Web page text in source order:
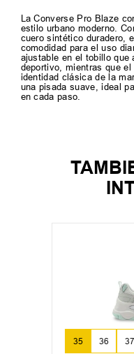
La Converse Pro Blaze
estilo urbano moderno.
cuero sintético duradero,
comodidad para el uso
ajustable en el tobillo que
deportivo, mientras que
identidad clásica de la
una pisada suave, ideal
en cada paso.
35 36 37